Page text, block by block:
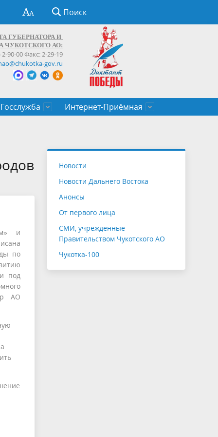
Поиск
ГУБЕРНАТОРА И
ЧУКОТСКОГО АО:
2-90-00 Факс: 2-29-19
gov.ru
Госслужба
служащих Чукотского автономного
Интернет-Приёмная
и
по
под
АО
Новости
Новости Дальнего Востока
Анонсы
От первого лица
СМИ, учрежденные
Правительством Чукотского АО
Чукотка-100